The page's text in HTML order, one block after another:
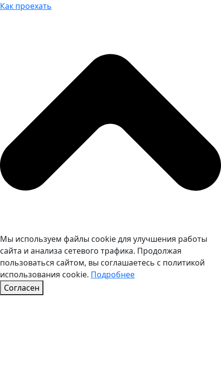
Как проехать
Мы используем файлы cookie для улучшения работы
сайта и анализа сетевого трафика. Продолжая
пользоваться сайтом, вы соглашаетесь с политикой
использования cookie. Подробнее
Согласен